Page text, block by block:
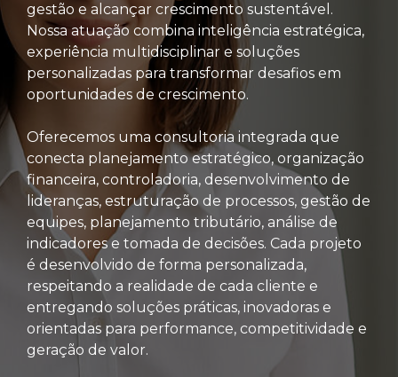
gestão e alcançar crescimento sustentável.
Nossa atuação combina inteligência estratégica,
experiência multidisciplinar e soluções
personalizadas para transformar desafios em
oportunidades de crescimento.
Oferecemos uma consultoria integrada que
conecta planejamento estratégico, organização
financeira, controladoria, desenvolvimento de
lideranças, estruturação de processos, gestão de
equipes, planejamento tributário, análise de
indicadores e tomada de decisões. Cada projeto
é desenvolvido de forma personalizada,
respeitando a realidade de cada cliente e
entregando soluções práticas, inovadoras e
orientadas para performance, competitividade e
geração de valor.